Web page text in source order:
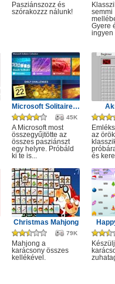
Pasziánszozz és
szórakozzz nálunk!
semmi
Gyere
ingyen
Microsoft Solitaire Collection
45K
A Microsoft most
összegyűjtötte az
összes pasziánszt
egy helyre. Próbáld
ki te is...
az örök
és
Christmas Mahjong
79K
Mahjong a
karácsony összes
kellékével.